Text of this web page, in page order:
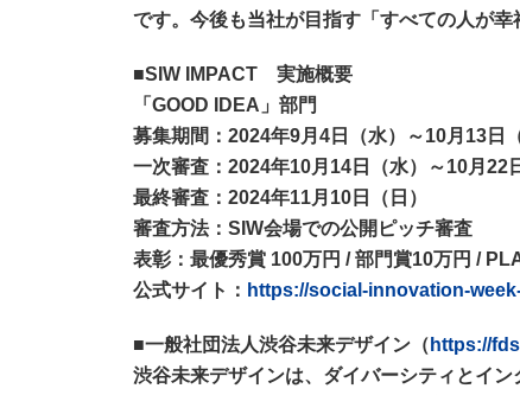
です。今後も当社が目指す「すべての人が
■SIW IMPACT 実施概要
「GOOD IDEA」部門
募集期間：2024年9月4日（水）～10月13日（
一次審査：2024年10月14日（水）～10月
最終審査：2024年11月10日（日）
審査方法：SIW会場での公開ピッチ審査
表彰：最優秀賞 100万円 / 部門賞10万円 /
公式サイト： https://social-innovation-
■一般社団法人渋谷未来デザイン（ https://
渋谷未来デザインは、ダイバーシティとイ